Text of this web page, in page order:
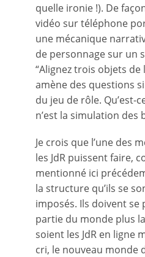
quelle ironie !). De
vidéo sur téléphone
une mécanique
de personnage sur un
“Alignez trois objets de
amène des questions
du jeu de rôle. Qu’est-
n’est la simulation des
Je crois que l’une des
les JdR puissent faire,
mentionné ici
la structure qu’ils se
imposés. Ils doivent
partie du monde plus
soient les JdR en ligne
cri, le nouveau monde